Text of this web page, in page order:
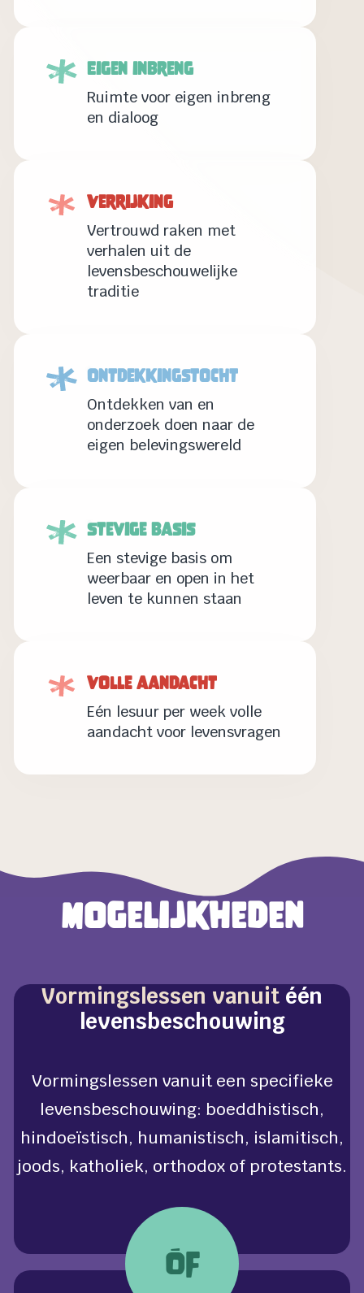
Eigen inbreng
Ruimte voor eigen inbreng
en dialoog
Verrijking
Vertrouwd raken met
verhalen uit de
levensbeschouwelijke
traditie
Ontdekkingstocht
Ontdekken van en
onderzoek doen naar de
eigen belevingswereld
Stevige basis
Een stevige basis om
weerbaar en open in het
leven te kunnen staan
Volle aandacht
Eén lesuur per week volle
aandacht voor levensvragen
Mogelijkheden
Vormingslessen vanuit één
levensbeschouwing
Vormingslessen vanuit een specifieke
levensbeschouwing: boeddhistisch,
hindoeïstisch, humanistisch, islamitisch,
joods, katholiek, orthodox of protestants.
ÓF